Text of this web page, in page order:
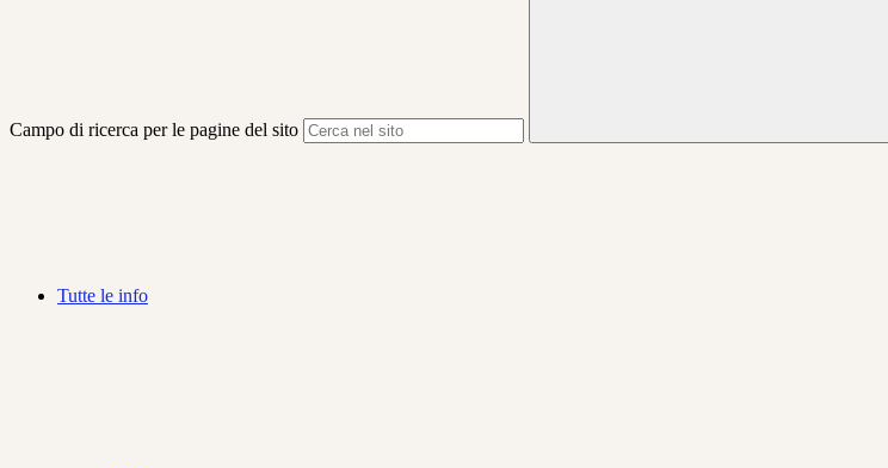
Campo di ricerca per le pagine del sito
Tutte le info